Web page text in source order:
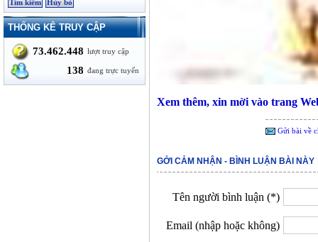
THỐNG KÊ TRUY CẬP
73.462.448 lượt truy cập
138 đang trực tuyến
Xem thêm, xin mời vào trang
Gửi bài về
GỞI CẢM NHẬN - BÌNH LUẬN BÀI NÀY
Tên người bình luận (*)
Email (nhập hoặc không)